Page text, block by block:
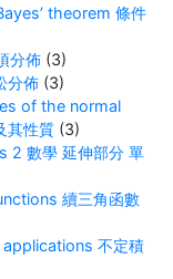
theorem 條件
分佈 (3)
分佈 (3)
of the normal
其性質 (3)
2 數學 延伸部分 單
續三角函數
不定積